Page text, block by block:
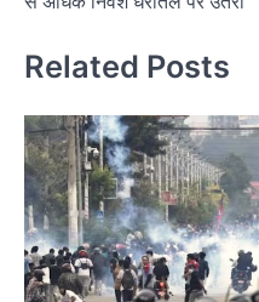
Related Posts